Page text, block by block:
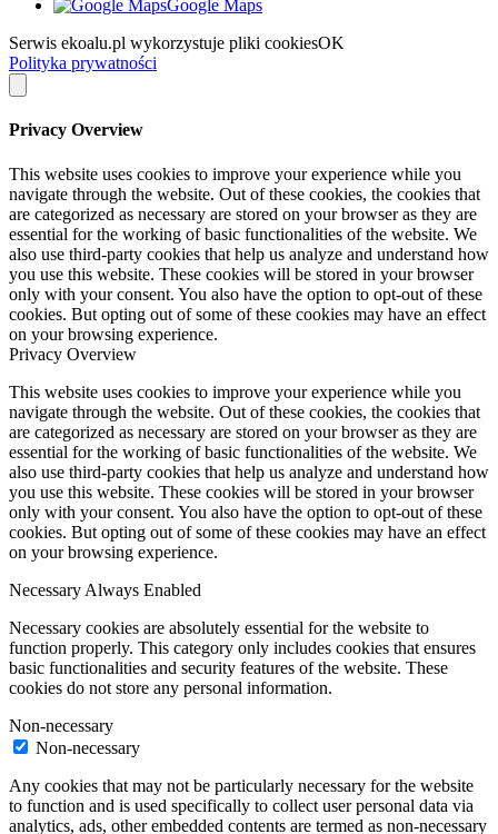
Google Maps
Serwis ekoalu.pl wykorzystuje pliki cookiesOK
Polityka prywatności
Privacy Overview
This website uses cookies to improve your experience while you
navigate through the website. Out of these cookies, the cookies that
are categorized as necessary are stored on your browser as they are
essential for the working of basic functionalities of the website. We
also use third-party cookies that help us analyze and understand how
you use this website. These cookies will be stored in your browser
only with your consent. You also have the option to opt-out of these
cookies. But opting out of some of these cookies may have an effect
on your browsing experience.
Privacy Overview
This website uses cookies to improve your experience while you
navigate through the website. Out of these cookies, the cookies that
are categorized as necessary are stored on your browser as they are
essential for the working of basic functionalities of the website. We
also use third-party cookies that help us analyze and understand how
you use this website. These cookies will be stored in your browser
only with your consent. You also have the option to opt-out of these
cookies. But opting out of some of these cookies may have an effect
on your browsing experience.
Necessary Always Enabled
Necessary cookies are absolutely essential for the website to
function properly. This category only includes cookies that ensures
basic functionalities and security features of the website. These
cookies do not store any personal information.
Non-necessary
Non-necessary
Any cookies that may not be particularly necessary for the website
to function and is used specifically to collect user personal data via
analytics, ads, other embedded contents are termed as non-necessary